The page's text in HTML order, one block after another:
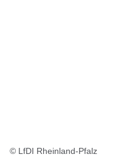
© LfDI Rheinland-Pfalz